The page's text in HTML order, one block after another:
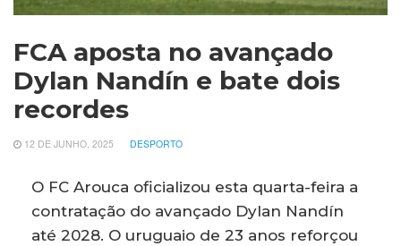
FCA aposta no avançado
Dylan Nandín e bate dois
recordes
12 DE JUNHO, 2025 DESPORTO
O FC Arouca oficializou esta quarta-feira a
contratação do avançado Dylan Nandín
até 2028. O uruguaio de 23 anos reforçou